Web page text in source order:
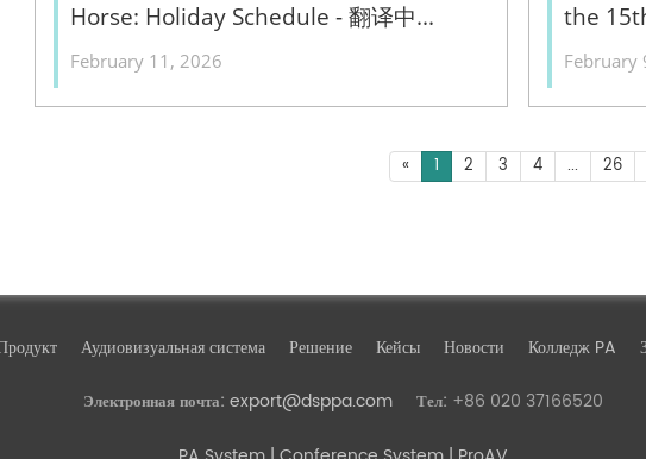
Horse: Holiday Schedule - 翻译中...
February 11, 2026
the
February
« 1 2 3 4 ... 26
Аудиовизуальная система Решение Кейсы Новости Колледж PA
Электронная почта: export@dsppa.com Тел: +86 020 37166520